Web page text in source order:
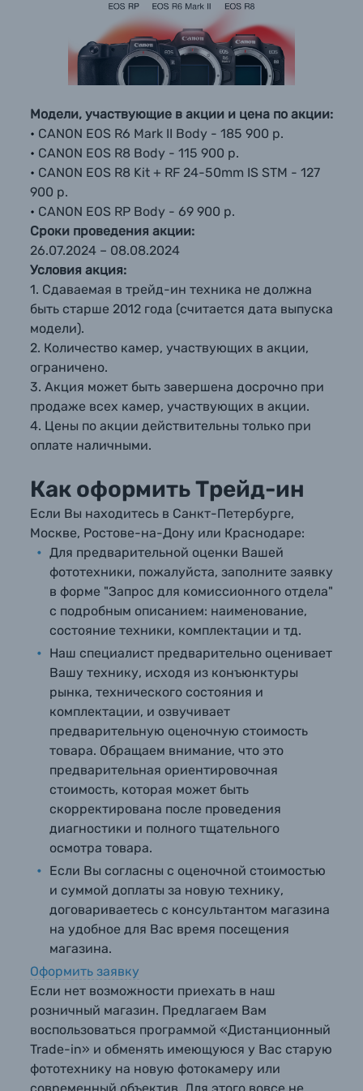
Прикрепить файл
Нажимая кнопку «
на
обработку персональных данных.
Прикрепить файл
Нажимая кнопку «
на
обработку персональных данных.
Оптические приборы
Материалы
Осветительное оборудование
Фоторамки
Фотоальбомы
Книги о фотографии, альбомы известных
фотографов
Солнцезащитные очки
Б/У фототехника (Комиссионные товары)
Модели, участвующие в акции и цена по акции:
• CANON EOS R6 Mark II Body - 185 900 р.
• CANON EOS R8 Body - 115 900 р.
• CANON EOS R8 Kit + RF 24-50mm IS STM - 127
900 р.
• CANON EOS RP Body - 69 900 р.
Сроки проведения акции:
26.07.2024 – 08.08.2024
Условия акция:
1. Сдаваемая в трейд-ин техника не должна
быть старше 2012 года (считается дата выпуска
модели).
2. Количество камер, участвующих в акции,
ограничено.
3. Акция может быть завершена досрочно при
продаже всех камер, участвующих в акции.
4. Цены по акции действительны только при
оплате наличными.
Как оформить Трейд-ин
Если Вы находитесь в Санкт-Петербурге,
Москве, Ростове-на-Дону или Краснодаре:
Для предварительной оценки Вашей
фототехники, пожалуйста, заполните заявку
в форме "Запрос для комиссионного отдела"
с подробным описанием: наименование,
состояние техники, комплектации и тд.
Наш специалист предварительно оценивает
Вашу технику, исходя из конъюнктуры
рынка, технического состояния и
комплектации, и озвучивает
предварительную оценочную стоимость
товара. Обращаем внимание, что это
предварительная ориентировочная
стоимость, которая может быть
скорректирована после проведения
диагностики и полного тщательного
осмотра товара.
Если Вы согласны с оценочной стоимостью
и суммой доплаты за новую технику,
договариваетесь с консультантом магазина
на удобное для Вас время посещения
магазина.
Оформить заявку
Если нет возможности приехать в наш
розничный магазин. Предлагаем Вам
воспользоваться программой «Дистанционный
Trade-in» и обменять имеющуюся у Вас старую
фототехнику на новую фотокамеру или
Прикрепить файл
Нажимая кнопку «
на
обработку персональных данных.